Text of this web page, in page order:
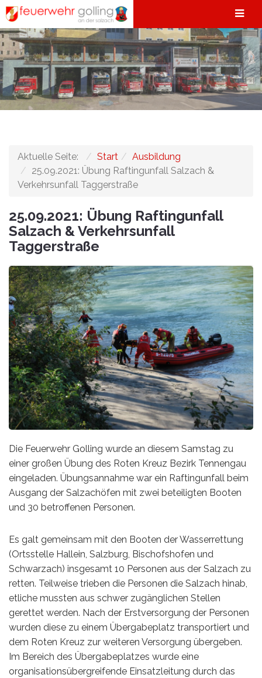
Aktuelle Seite: Start
Ausbildung
25.09.2021: Übung Raftingunfall Salzach &
Verkehrsunfall Taggerstraße
25.09.2021: Übung Raftingunfall
Salzach & Verkehrsunfall
Taggerstraße
Die Feuerwehr Golling wurde an diesem Samstag zu
einer großen Übung des Roten Kreuz Bezirk Tennengau
eingeladen. Übungsannahme war ein Raftingunfall beim
Ausgang der Salzachöfen mit zwei beteiligten Booten
und 30 betroffenen Personen.
Es galt gemeinsam mit den Booten der Wasserrettung
(Ortsstelle Hallein, Salzburg, Bischofshofen und
Schwarzach) insgesamt 10 Personen aus der Salzach zu
retten. Teilweise trieben die Personen die Salzach hinab,
etliche mussten aus schwer zugänglichen Stellen
gerettet werden. Nach der Erstversorgung der Personen
wurden diese zu einem Übergabeplatz transportiert und
dem Roten Kreuz zur weiteren Versorgung übergeben.
Im Bereich des Übergabeplatzes wurde eine
organisationsübergreifende Einsatzleitung durch das